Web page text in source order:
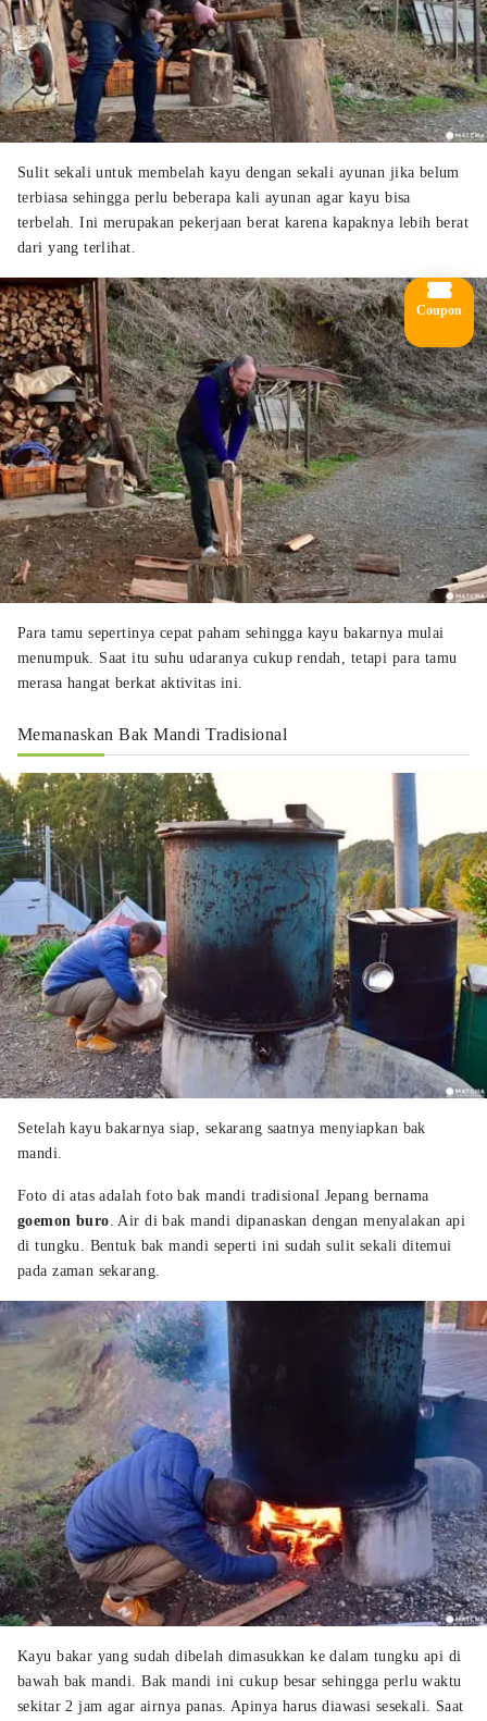
Sulit sekali untuk membelah kayu dengan sekali ayunan jika belum
terbiasa sehingga perlu beberapa kali ayunan agar kayu bisa
terbelah. Ini merupakan pekerjaan berat karena kapaknya lebih berat
dari yang terlihat.
Para tamu sepertinya cepat paham sehingga kayu bakarnya mulai
menumpuk. Saat itu suhu udaranya cukup rendah, tetapi para tamu
merasa hangat berkat aktivitas ini.
Memanaskan Bak Mandi Tradisional
Setelah kayu bakarnya siap, sekarang saatnya menyiapkan bak
mandi.
Foto di atas adalah foto bak mandi tradisional Jepang bernama
goemon buro . Air di bak mandi dipanaskan dengan menyalakan api
di tungku. Bentuk bak mandi seperti ini sudah sulit sekali ditemui
pada zaman sekarang.
Kayu bakar yang sudah dibelah dimasukkan ke dalam tungku api di
bawah bak mandi. Bak mandi ini cukup besar sehingga perlu waktu
sekitar 2 jam agar airnya panas. Apinya harus diawasi sesekali. Saat
Coupon